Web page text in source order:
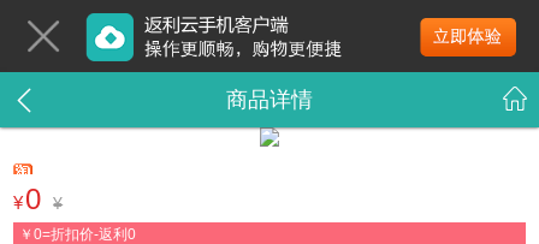
商品详情
¥0 ¥
￥0=折扣价-返利0